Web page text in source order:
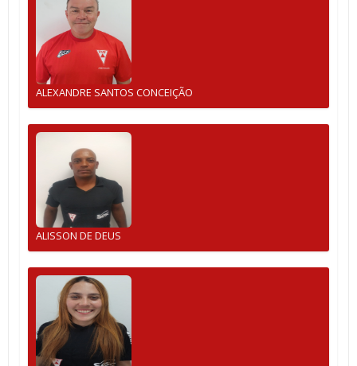
ALEXANDRE SANTOS CONCEIÇÃO
ALISSON DE DEUS